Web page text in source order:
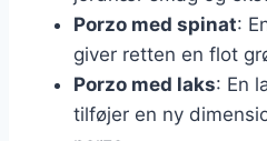
Porzo med spinat:
giver retten en flot
Porzo med laks: En
tilføjer en ny